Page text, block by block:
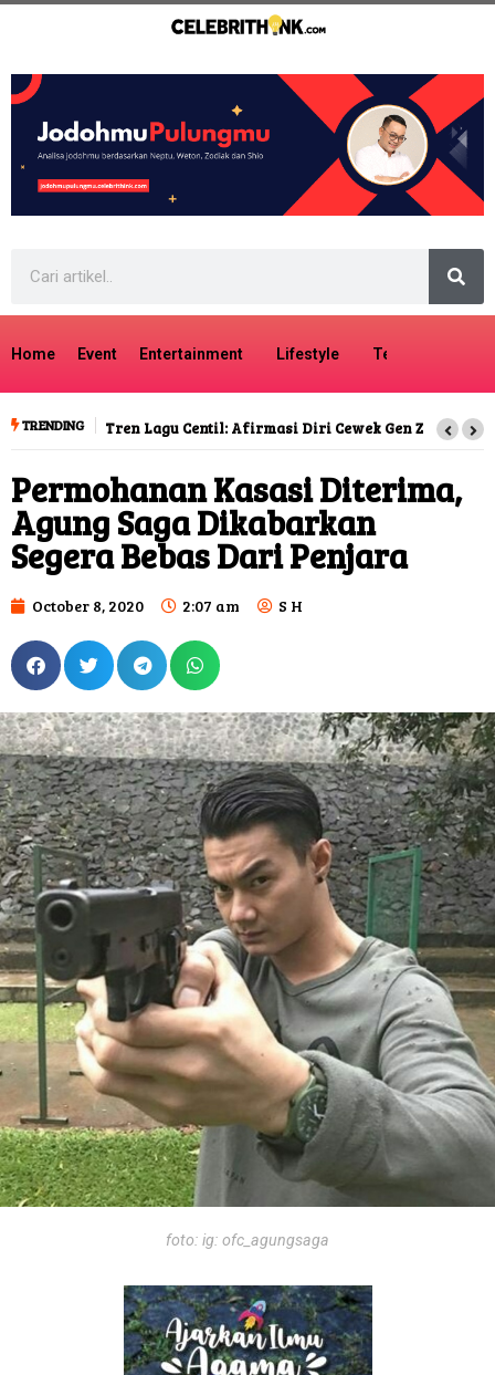
Home Event Entertainment Lifestyle Tech
TRENDING Tren Lagu Centil: Afirmasi Diri Cewek Gen Z
Permohanan Kasasi Diterima,
Agung Saga Dikabarkan
Segera Bebas Dari Penjara
October 8, 2020 2:07 am S H
foto: ig: ofc_agungsaga